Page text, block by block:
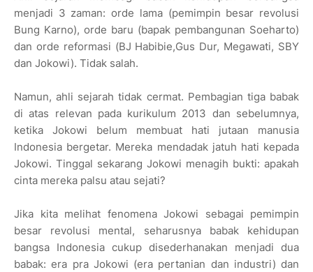
menjadi 3 zaman: orde lama (pemimpin besar revolusi
Bung Karno), orde baru (bapak pembangunan Soeharto)
dan orde reformasi (BJ Habibie,Gus Dur, Megawati, SBY
dan Jokowi). Tidak salah.
Namun, ahli sejarah tidak cermat. Pembagian tiga babak
di atas relevan pada kurikulum 2013 dan sebelumnya,
ketika Jokowi belum membuat hati jutaan manusia
Indonesia bergetar. Mereka mendadak jatuh hati kepada
Jokowi. Tinggal sekarang Jokowi menagih bukti: apakah
cinta mereka palsu atau sejati?
Jika kita melihat fenomena Jokowi sebagai pemimpin
besar revolusi mental, seharusnya babak kehidupan
bangsa Indonesia cukup disederhanakan menjadi dua
babak: era pra Jokowi (era pertanian dan industri) dan